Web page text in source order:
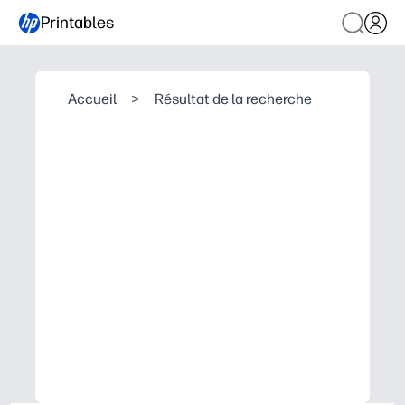
Printables
Accueil > Résultat de la recherche